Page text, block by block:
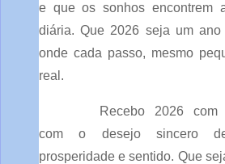
e que os sonhos encontrem
diária. Que 2026 seja um ano
onde cada passo, mesmo
real.
Recebo 2026 com
com o desejo sincero
prosperidade e sentido. Que